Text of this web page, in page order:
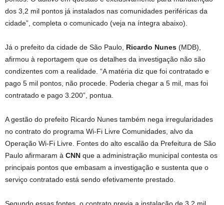
dos 3,2 mil pontos já instalados nas comunidades periféricas da
cidade”, completa o comunicado (veja na íntegra abaixo).
Já o prefeito da cidade de São Paulo, Ricardo Nunes (MDB),
afirmou à reportagem que os detalhes da investigação não são
condizentes com a realidade. “A matéria diz que foi contratado e
pago 5 mil pontos, não procede. Poderia chegar a 5 mil, mas foi
contratado e pago 3.200”, pontua.
A gestão do prefeito Ricardo Nunes também nega irregularidades
no contrato do programa Wi-Fi Livre Comunidades, alvo da
Operação Wi-Fi Livre. Fontes do alto escalão da Prefeitura de São
Paulo afirmaram à CNN que a administração municipal contesta os
principais pontos que embasam a investigação e sustenta que o
serviço contratado está sendo efetivamente prestado.
Segundo essas fontes, o contrato previa a instalação de 3,2 mil